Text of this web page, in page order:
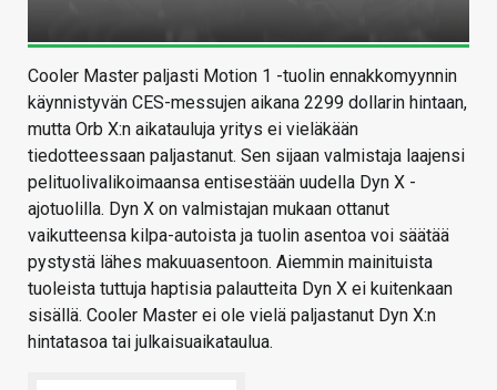
Cooler Master paljasti Motion 1 -tuolin ennakkomyynnin
käynnistyvän CES-messujen aikana 2299 dollarin hintaan,
mutta Orb X:n aikatauluja yritys ei vieläkään
tiedotteessaan paljastanut. Sen sijaan valmistaja laajensi
pelituolivalikoimaansa entisestään uudella Dyn X -
ajotuolilla. Dyn X on valmistajan mukaan ottanut
vaikutteensa kilpa-autoista ja tuolin asentoa voi säätää
pystystä lähes makuuasentoon. Aiemmin mainituista
tuoleista tuttuja haptisia palautteita Dyn X ei kuitenkaan
sisällä. Cooler Master ei ole vielä paljastanut Dyn X:n
hintatasoa tai julkaisuaikataulua.